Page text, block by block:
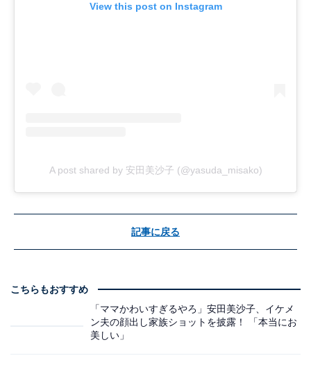
View this post on Instagram
A post shared by 安田美沙子 (@yasuda_misako)
記事に戻る
こちらもおすすめ
「ママかわいすぎるやろ」安田美沙子、イケメ
ン夫の顔出し家族ショットを披露！ 「本当にお
美しい」